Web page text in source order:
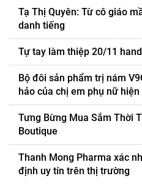
Tạ Thị Quyên: Từ cô giáo
danh tiếng
Tự tay làm thiệp 20/11
Bộ đôi sản phẩm trị nám
hảo của chị em phụ nữ hiện
Tưng Bừng Mua Sắm Thời
Boutique
Thanh Mong Pharma xác
định uy tín trên thị trường